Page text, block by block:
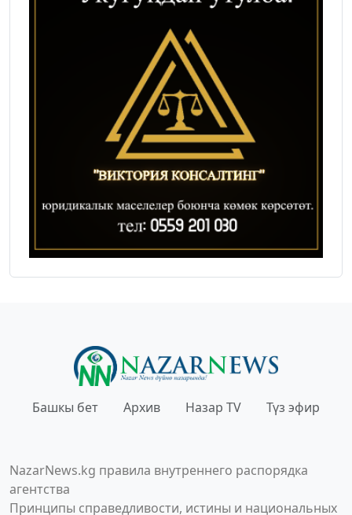
Башкы бет Архив Назар TV Түз эфир
NazarNews.kg правила внутреннего распорядка
агентства
Принципы справедливости, истины и национальных